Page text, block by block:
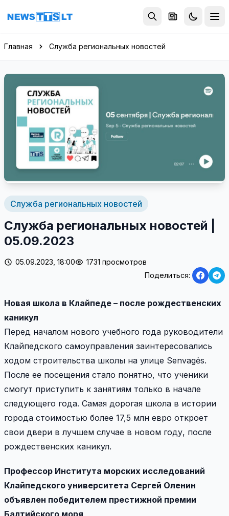
Перейти к содержимому
Главная Служба региональных новостей
Служба региональных новостей
Служба региональных новостей |
05.09.2023
05.09.2023, 18:00
1731 просмотров
Поделиться:
Новая школа в Клайпеде – после рождественских
каникул
Перед началом нового учебного года руководители
Клайпедского самоуправления заинтересовались
ходом строительства школы на улице Senvagės.
После ее посещения стало понятно, что ученики
смогут приступить к занятиям только в начале
следующего года. Самая дорогая школа в истории
города стоимостью более 17,5 млн евро откроет
свои двери в лучшем случае в новом году, после
рождественских каникул.
Профессор Института морских исследований
Клайпедского университета Сергей Оленин
объявлен победителем престижной премии
Балтийского моря